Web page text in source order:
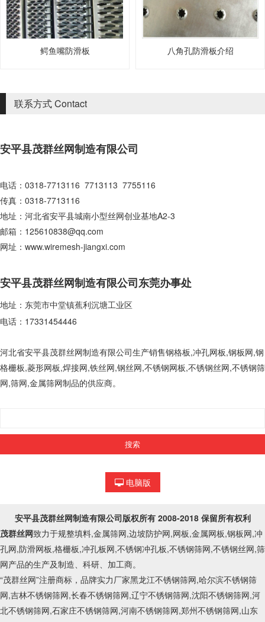
鳄鱼嘴防滑板 八角孔防滑板介绍
联系方式Contact
安平县茂群丝网制造有限公司
电话：0318-7713116 7713113 7755116
传真：0318-7713116
地址： 河北省安平县城南小型丝网创业基地A2-3
邮箱： 125610838@qq.com
网址： www.wiremesh-jiangxi.com
安平县茂群丝网制造有限公司东莞办事处
地址：东莞市中堂镇蕉利沉塘工业区
电话：17331454446
河北省安平县茂群丝网制造有限公司生产销售钢格板,冲孔网板,钢板网,钢
格栅板,菱形网板,焊接网,铁丝网,钢丝网,不锈钢网板,不锈钢丝网,不锈钢筛
网,筛网,金属筛网制品的供应商。
电脑版
安平县茂群丝网制造有限公司版权所有 2008-2018 保留所有权利
茂群丝网致力于规整填料,金属筛网,边坡防护网,网板,金属网板,钢板网,冲
孔网,防滑网板,格栅板,冲孔板网,不锈钢冲孔板,不锈钢筛网,不锈钢丝网,筛
网产品的生产及制造、科研、加工商。
“茂群丝网”注册商标，品牌实力厂家黑龙江不锈钢筛网,哈尔滨不锈钢筛
网,吉林不锈钢筛网,长春不锈钢筛网,辽宁不锈钢筛网,沈阳不锈钢筛网,河
北不锈钢筛网,石家庄不锈钢筛网,河南不锈钢筛网,郑州不锈钢筛网,山东